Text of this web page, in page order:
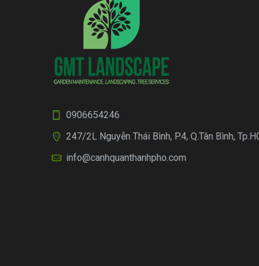
0906654246
247/2L Nguyễn Thái Bình, P.4, Q.Tân Bình,
info@canhquanthanhpho.com